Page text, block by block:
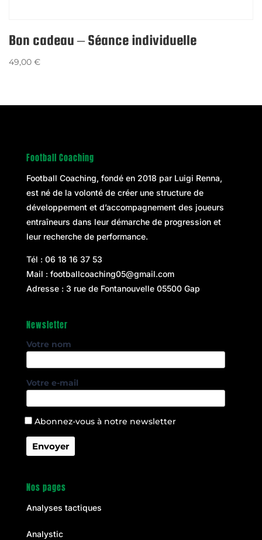
Bon cadeau – Séance individuelle
49,00 €
Football Coaching
Football Coaching, fondé en 2018 par Luigi Renna,
est né de la volonté de créer une structure de
développement et d’accompagnement des joueurs
entraîneurs dans leur démarche de progression et
leur recherche de performance.
Tél : 06 18 16 37 53
Mail : footballcoaching05@gmail.com
Adresse : 3 rue de Fontanouvelle 05500 Gap
Newsletter
Votre nom
Votre e-mail
Abonnez-vous à notre newsletter
Nos pages
Analyses tactiques
Analystic